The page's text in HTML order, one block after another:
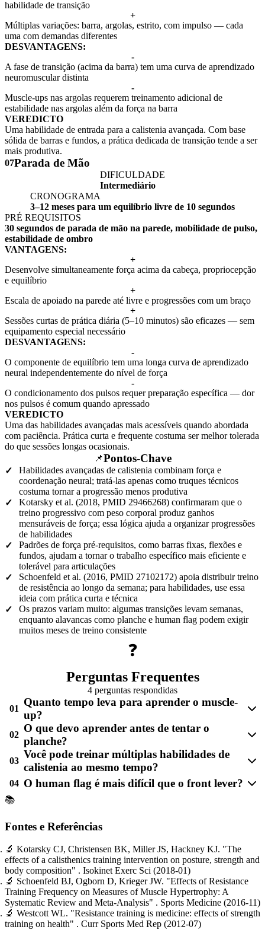
habilidade de transição
+
Múltiplas variações: barra, argolas, estrito, com impulso — cada
uma com demandas diferentes
DESVANTAGENS:
-
A fase de transição (acima da barra) tem uma curva de aprendizado
neuromuscular distinta
-
Muscle-ups nas argolas requerem treinamento adicional de
estabilidade nas argolas além da força na barra
VEREDICTO
Uma habilidade de entrada para a calistenia avançada. Com base
sólida de barras e fundos, a prática dedicada de transição tende a ser
mais produtiva.
07Parada de Mão
DIFICULDADE
Intermediário
CRONOGRAMA
3–12 meses para um equilíbrio livre de 10 segundos
PRÉ REQUISITOS
30 segundos de parada de mão na parede, mobilidade de pulso,
estabilidade de ombro
VANTAGENS:
+
Desenvolve simultaneamente força acima da cabeça, propriocepção
e equilíbrio
+
Escala de apoiado na parede até livre e progressões com um braço
+
Sessões curtas de prática diária (5–10 minutos) são eficazes — sem
equipamento especial necessário
DESVANTAGENS:
-
O componente de equilíbrio tem uma longa curva de aprendizado
neural independentemente do nível de força
-
O condicionamento dos pulsos requer preparação específica — dor
nos pulsos é comum quando apressado
VEREDICTO
Uma das habilidades avançadas mais acessíveis quando abordada
com paciência. Prática curta e frequente costuma ser melhor tolerada
do que sessões longas ocasionais.
📌Pontos-Chave
✓
Habilidades avançadas de calistenia combinam força e
coordenação neural; tratá-las apenas como truques técnicos
costuma tornar a progressão menos produtiva
✓
Kotarsky et al. (2018, PMID 29466268) confirmaram que o
treino progressivo com peso corporal produz ganhos
mensuráveis de força; essa lógica ajuda a organizar progressões
de habilidades
✓
Padrões de força pré-requisitos, como barras fixas, flexões e
fundos, ajudam a tornar o trabalho específico mais eficiente e
tolerável para articulações
✓
Schoenfeld et al. (2016, PMID 27102172) apoia distribuir treino
de resistência ao longo da semana; para habilidades, use essa
ideia com prática curta e técnica
✓
Os prazos variam muito: algumas transições levam semanas,
enquanto alavancas como planche e human flag podem exigir
muitos meses de treino consistente
❓
Perguntas Frequentes
4 perguntas respondidas
01
Quanto tempo leva para aprender o muscle-
up?
02
O que devo aprender antes de tentar o
planche?
03
Você pode treinar múltiplas habilidades de
calistenia ao mesmo tempo?
04 O human flag é mais difícil que o front lever?
📚
Fontes e Referências
🔬 Kotarsky CJ, Christensen BK, Miller JS, Hackney KJ. "The
effects of a calisthenics training intervention on posture, strength and
body composition" . Isokinet Exerc Sci (2018-01)
🔬 Schoenfeld BJ, Ogborn D, Krieger JW. "Effects of Resistance
Training Frequency on Measures of Muscle Hypertrophy: A
Systematic Review and Meta-Analysis" . Sports Medicine (2016-11)
🔬 Westcott WL. "Resistance training is medicine: effects of strength
training on health" . Curr Sports Med Rep (2012-07)